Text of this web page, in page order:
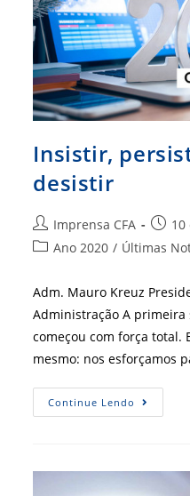
Insistir,
desistir
Autor
do
Imprensa CFA
Post10
Categoria
post:
Ano 2020 / Últimas
Adm. Mauro Kreuz
Administração A primeira
começou com força total.
mesmo: nos esforçamos
Continue Lendo Insistir,
Persistir